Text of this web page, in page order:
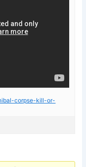
corpse-kill-or-